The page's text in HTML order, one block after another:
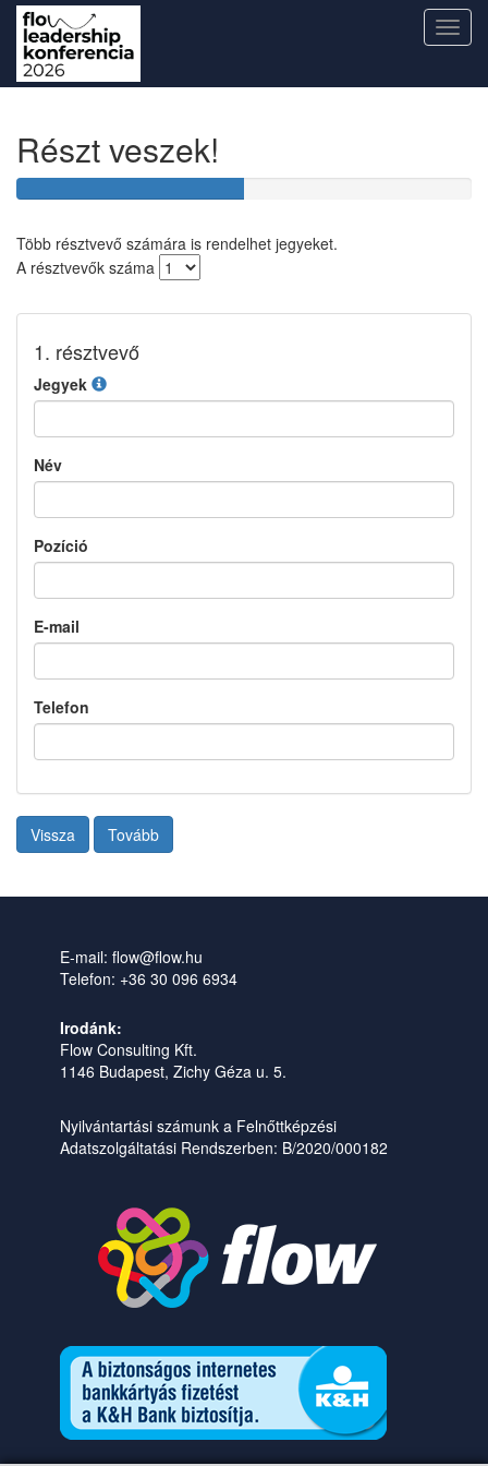
Részt veszek!
Több résztvevő számára is rendelhet jegyeket.
A résztvevők száma
1. résztvevő
Jegyek
Név
Pozíció
E-mail
Telefon
Vissza Tovább
E-mail: flow@flow.hu
Telefon: +36 30 096 6934
Irodánk:
Flow Consulting Kft.
1146 Budapest, Zichy Géza u. 5.
Nyilvántartási számunk a Felnőttképzési
Adatszolgáltatási Rendszerben: B/2020/000182